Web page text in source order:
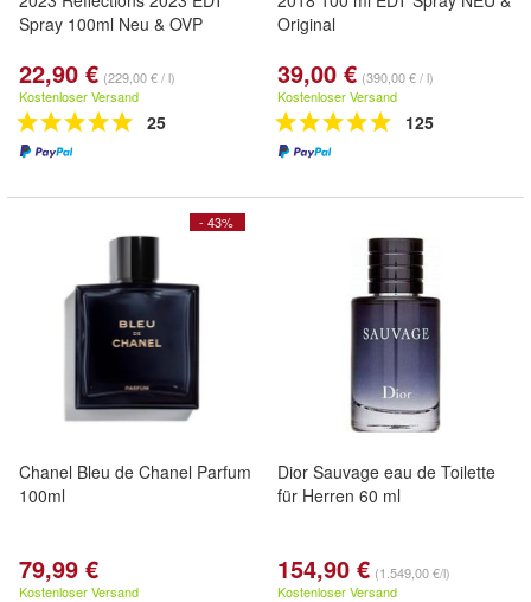
Spray 100ml Neu & OVP
22,90 € (229,00 € / l)
Kostenloser Versand
25
Original
39,00 € (390,00 € / l)
Kostenloser Versand
125
- 43%
Chanel Bleu de Chanel Parfum
100ml
79,99 €
Kostenloser Versand
Dior Sauvage eau de Toilette
für Herren 60 ml
154,90 € (1.549,00 €/l)
Kostenloser Versand